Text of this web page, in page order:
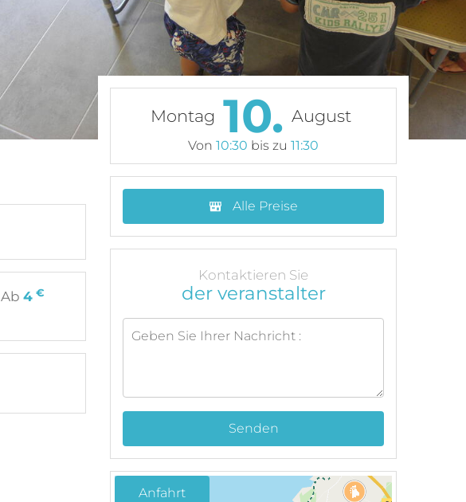
Ab4 €
Montag 10. August
Von 10:30 bis zu 11:30
Alle Preise
Kontaktieren Sie
der veranstalter
Senden
Anfahrt